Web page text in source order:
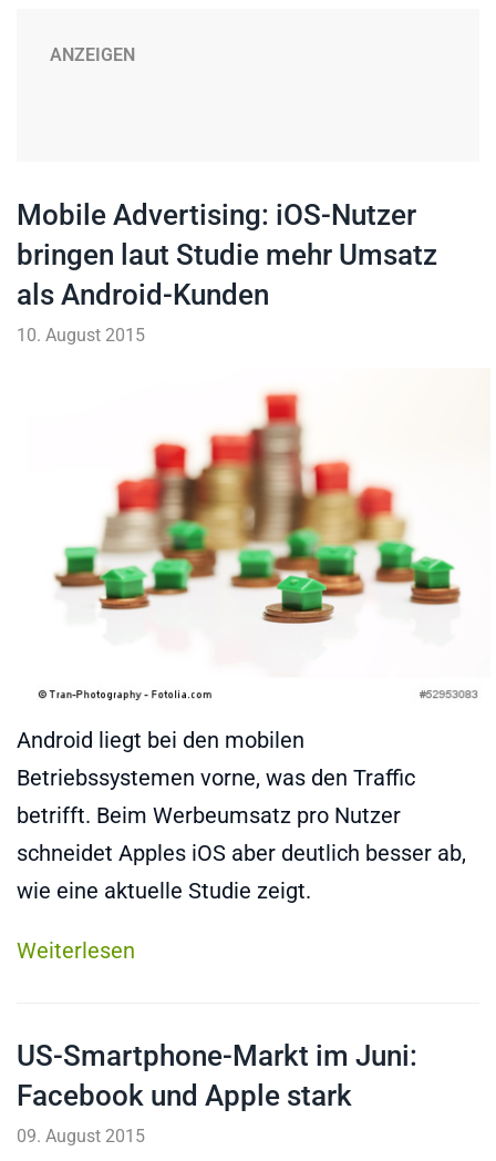
ANZEIGEN
Mobile Advertising: iOS-Nutzer
bringen laut Studie mehr Umsatz
als Android-Kunden
10. August 2015
Android liegt bei den mobilen
Betriebssystemen vorne, was den Traffic
betrifft. Beim Werbeumsatz pro Nutzer
schneidet Apples iOS aber deutlich besser ab,
wie eine aktuelle Studie zeigt.
Weiterlesen
US-Smartphone-Markt im Juni:
Facebook und Apple stark
09. August 2015